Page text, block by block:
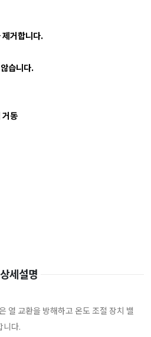
제거합니다.
습니다.
거동
상세설명
열 교환을 방해하고 온도 조절 장치 밸
니다.